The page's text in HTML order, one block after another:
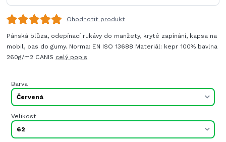
Ohodnotit produkt
Pánská blůza, odepínací rukávy do manžety, kryté zapínání, kapsa na
mobil, pas do gumy. Norma: EN ISO 13688 Materiál: kepr 100% bavlna
260g/m2 CANIS celý popis
Barva
Velikost